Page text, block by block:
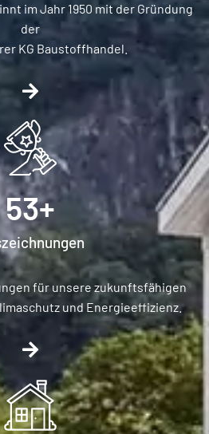
im Jahr 1950 mit der Gründung
der
KG Baustoffhandel.
53+
für unsere zukunftsfähigen
und Energieeffizienz.